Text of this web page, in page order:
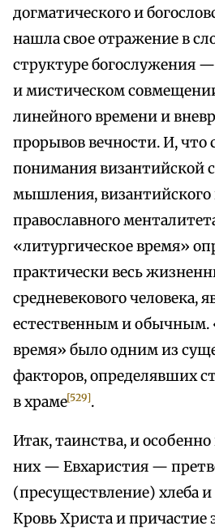
догматического и
нашла свое отражение в
структуре богослужения
и мистическом
линейного времени и
прорывов вечности. И, что
понимания византийской
мышления, византийского
православного
«литургическое время»
практически весь
средневекового человека,
естественным и обычным.
время» было одним из
факторов, определявших
в храме[529].
Итак, таинства, и особенно
них — Евхаристия —
(пресуществление) хлеба
Кровь Христа и